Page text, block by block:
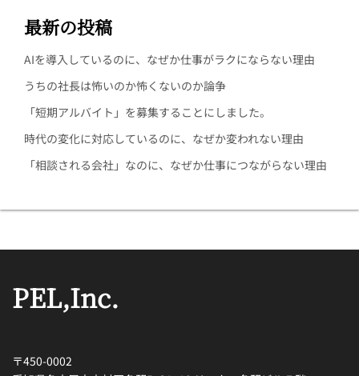
最新の投稿
AIを導入しているのに、なぜか仕事がラクにならない理由
うちの社長は怖いのか怖くないのか論争
「短期アルバイト」を募集することにしました。
時代の変化に対応しているのに、なぜか変われない理由
「相談される会社」なのに、なぜか仕事につながらない理由
PEL,Inc.
〒450-0002